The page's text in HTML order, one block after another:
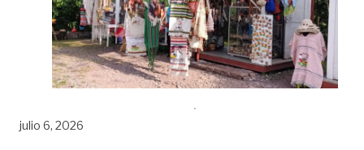
julio 6, 2026